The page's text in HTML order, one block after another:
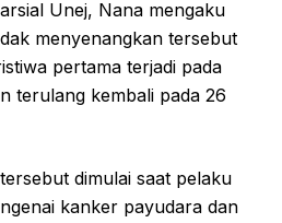
Unej, Nana mengaku
menyenangkan tersebut
pertama terjadi pada
terulang kembali pada 26
dimulai saat pelaku
kanker payudara dan